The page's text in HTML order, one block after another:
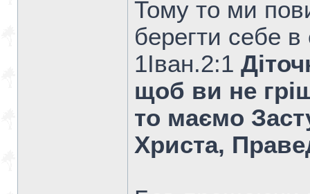
Тому то ми
берегти себе в
1Iван.2:1
щоб ви не
то маємо
Христа,